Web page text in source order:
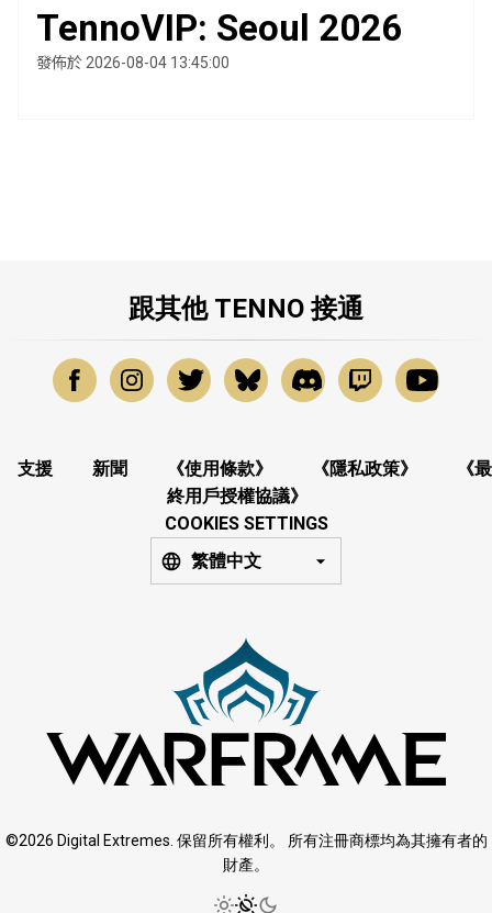
TennoVIP: Seoul 2026
發佈於 2026-08-04 13:45:00
跟其他 TENNO 接通
支援 新聞 《使用條款》 《隱私政策》
《最
終用戶授權協議》
COOKIES SETTINGS
繁體中文
©2026 Digital Extremes. 保留所有權利。 所有注冊商標均為其擁有者的
財產。